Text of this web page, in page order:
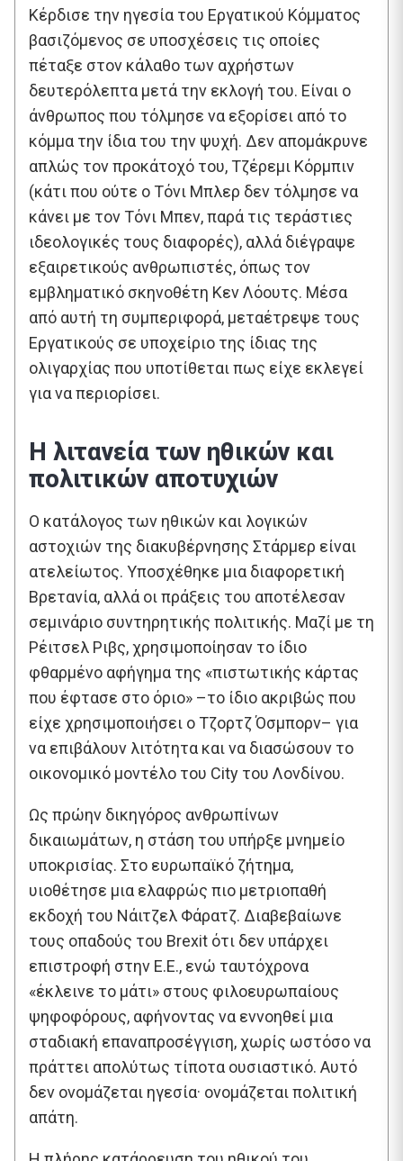
Κέρδισε την ηγεσία του Εργατικού Κόμματος
βασιζόμενος σε υποσχέσεις τις οποίες
πέταξε στον κάλαθο των αχρήστων
δευτερόλεπτα μετά την εκλογή του. Είναι ο
άνθρωπος που τόλμησε να εξορίσει από το
κόμμα την ίδια του την ψυχή. Δεν απομάκρυνε
απλώς τον προκάτοχό του, Τζέρεμι Κόρμπιν
(κάτι που ούτε ο Τόνι Μπλερ δεν τόλμησε να
κάνει με τον Τόνι Μπεν, παρά τις τεράστιες
ιδεολογικές τους διαφορές), αλλά διέγραψε
εξαιρετικούς ανθρωπιστές, όπως τον
εμβληματικό σκηνοθέτη Κεν Λόουτς. Μέσα
από αυτή τη συμπεριφορά, μεταέτρεψε τους
Εργατικούς σε υποχείριο της ίδιας της
ολιγαρχίας που υποτίθεται πως είχε εκλεγεί
για να περιορίσει.
Η λιτανεία των ηθικών και
πολιτικών αποτυχιών
Ο κατάλογος των ηθικών και λογικών
αστοχιών της διακυβέρνησης Στάρμερ είναι
ατελείωτος. Υποσχέθηκε μια διαφορετική
Βρετανία, αλλά οι πράξεις του αποτέλεσαν
σεμινάριο συντηρητικής πολιτικής. Μαζί με τη
Ρέιτσελ Ριβς, χρησιμοποίησαν το ίδιο
φθαρμένο αφήγημα της «πιστωτικής κάρτας
που έφτασε στο όριο» –το ίδιο ακριβώς που
είχε χρησιμοποιήσει ο Τζορτζ Όσμπορν– για
να επιβάλουν λιτότητα και να διασώσουν το
οικονομικό μοντέλο του City του Λονδίνου.
Ως πρώην δικηγόρος ανθρωπίνων
δικαιωμάτων, η στάση του υπήρξε μνημείο
υποκρισίας. Στο ευρωπαϊκό ζήτημα,
υιοθέτησε μια ελαφρώς πιο μετριοπαθή
εκδοχή του Νάιτζελ Φάρατζ. Διαβεβαίωνε
τους οπαδούς του Brexit ότι δεν υπάρχει
επιστροφή στην Ε.Ε., ενώ ταυτόχρονα
«έκλεινε το μάτι» στους φιλοευρωπαίους
ψηφοφόρους, αφήνοντας να εννοηθεί μια
σταδιακή επαναπροσέγγιση, χωρίς ωστόσο να
πράττει απολύτως τίποτα ουσιαστικό. Αυτό
δεν ονομάζεται ηγεσία· ονομάζεται πολιτική
απάτη.